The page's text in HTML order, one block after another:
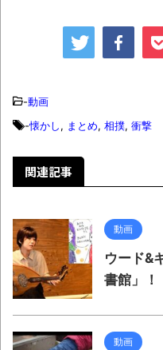
-動画
-懐かし, まとめ, 相撲, 衝撃
関連記事
動画
ウード&
書館」！
動画